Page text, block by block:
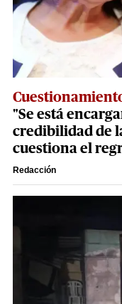
"Se está
credibilidad de
cuestiona el
Redacción